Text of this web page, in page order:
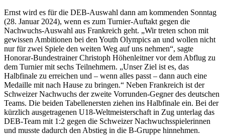
Ernst wird es für die DEB-Auswahl dann am kommenden Sonntag
(28. Januar 2024), wenn es zum Turnier-Auftakt gegen die
Nachwuchs-Auswahl aus Frankreich geht. „Wir treten schon mit
gewissen Ambitionen bei den Youth Olympics an und wollen nicht
nur für zwei Spiele den weiten Weg auf uns nehmen“, sagte
Honorar-Bundestrainer Christoph Höhenleitner vor dem Abflug zu
dem Turnier mit sechs Teilnehmern. „Unser Ziel ist es, das
Halbfinale zu erreichen und – wenn alles passt – dann auch eine
Medaille mit nach Hause zu bringen.“ Neben Frankreich ist der
Schweizer Nachwuchs der zweite Vorrunden-Gegner des deutschen
Teams. Die beiden Tabellenersten ziehen ins Halbfinale ein. Bei der
kürzlich ausgetragenen U18-Weltmeisterschaft in Zug unterlag das
DEB-Team mit 1:2 gegen die Schweizer Nachwuchsspielerinnen
und musste dadurch den Abstieg in die B-Gruppe hinnehmen.